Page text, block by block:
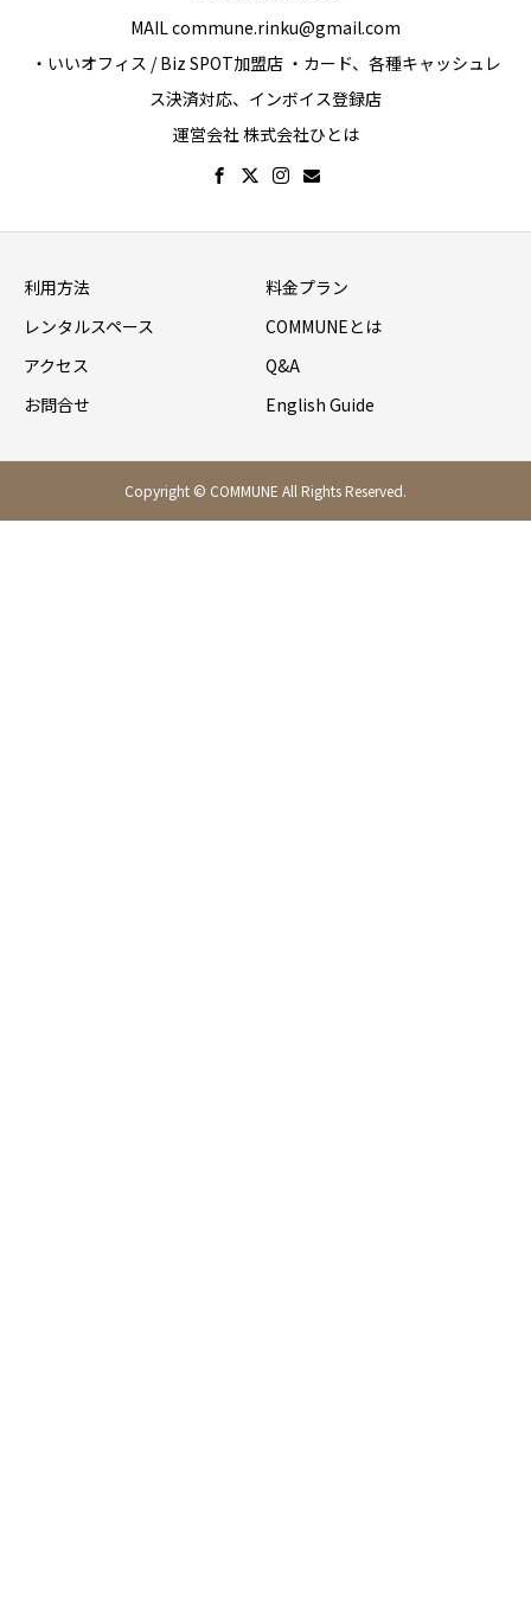
MAIL commune.rinku@gmail.com
・いいオフィス / Biz SPOT加盟店 ・カード、各種キャッシュレ
ス決済対応、インボイス登録店
運営会社 株式会社ひとは
利用方法
料金プラン
レンタルスペース
COMMUNEとは
アクセス
Q&A
お問合せ
English Guide
Copyright © COMMUNE All Rights Reserved.